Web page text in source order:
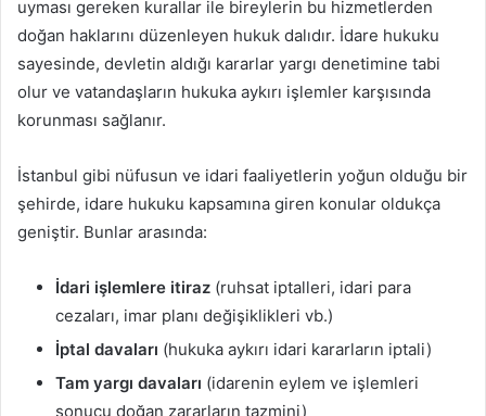
uyması gereken kurallar ile bireylerin bu hizmetlerden
doğan haklarını düzenleyen hukuk dalıdır. İdare hukuku
sayesinde, devletin aldığı kararlar yargı denetimine tabi
olur ve vatandaşların hukuka aykırı işlemler karşısında
korunması sağlanır.
İstanbul gibi nüfusun ve idari faaliyetlerin yoğun olduğu bir
şehirde, idare hukuku kapsamına giren konular oldukça
geniştir. Bunlar arasında:
İdari işlemlere itiraz (ruhsat iptalleri, idari para
cezaları, imar planı değişiklikleri vb.)
İptal davaları (hukuka aykırı idari kararların iptali)
Tam yargı davaları (idarenin eylem ve işlemleri
sonucu doğan zararların tazmini)